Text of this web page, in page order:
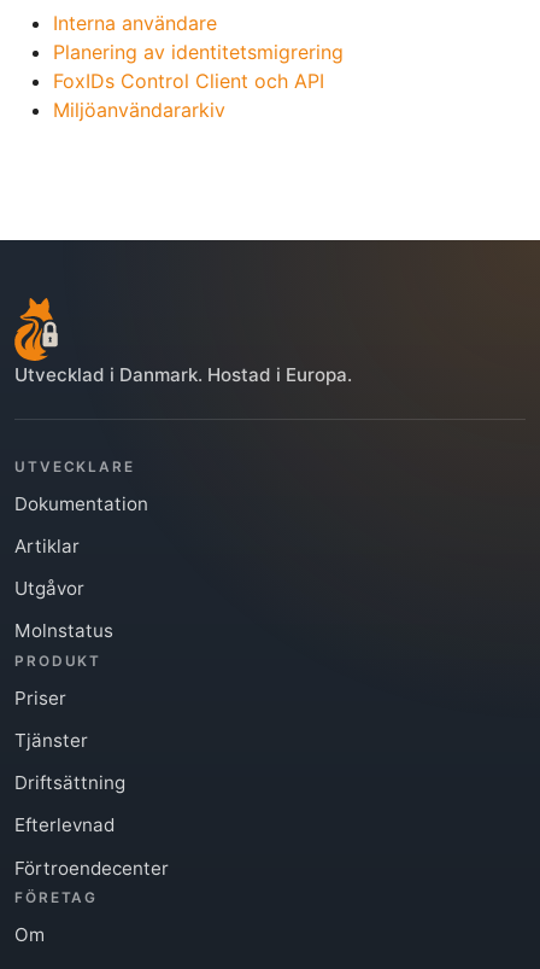
Interna användare
Planering av identitetsmigrering
FoxIDs Control Client och API
Miljöanvändararkiv
Utvecklad i Danmark. Hostad i Europa.
UTVECKLARE
Dokumentation
Artiklar
Utgåvor
Molnstatus
PRODUKT
Priser
Tjänster
Driftsättning
Efterlevnad
Förtroendecenter
FÖRETAG
Om